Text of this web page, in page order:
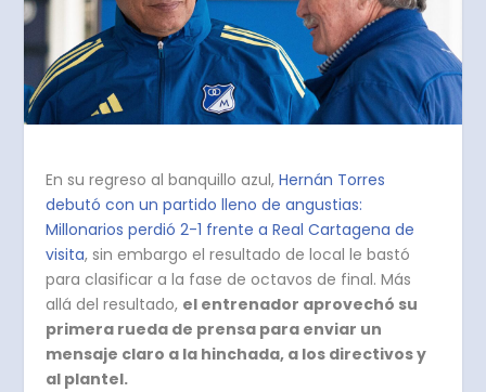
En su regreso al banquillo azul,Hernán Torres
debutó con un partido lleno de angustias:
Millonarios perdió 2-1 frente a Real Cartagena de
visita, sin embargo el resultado de local le bastó
para clasificar a la fase de octavos de final. Más
allá del resultado, el entrenador aprovechó su
primera rueda de prensa para enviar un
mensaje claro a la hinchada, a los directivos y
al plantel.